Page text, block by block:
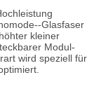
Glasfaser
kleiner
Modul-
wird speziell für